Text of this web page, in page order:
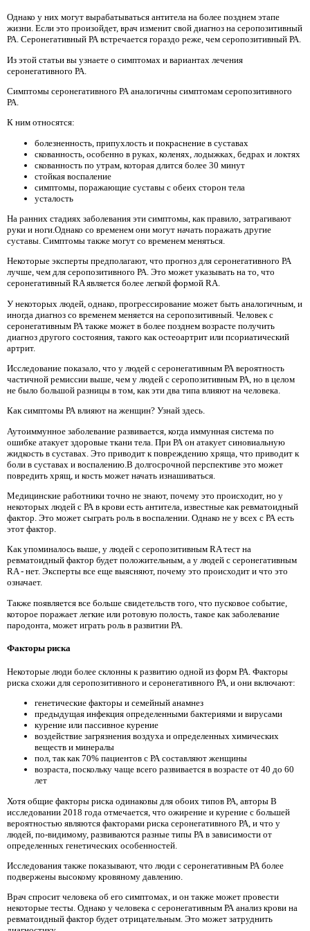
Однако у них могут вырабатываться антитела на более позднем этапе
жизни. Если это произойдет, врач изменит свой диагноз на серопозитивный
РА. Серонегативный РА встречается гораздо реже, чем серопозитивный РА.
Из этой статьи вы узнаете о симптомах и вариантах лечения
серонегативного РА.
Симптомы серонегативного РА аналогичны симптомам серопозитивного
РА.
К ним относятся:
болезненность, припухлость и покраснение в суставах
скованность, особенно в руках, коленях, лодыжках, бедрах и локтях
скованность по утрам, которая длится более 30 минут
стойкая воспаление
симптомы, поражающие суставы с обеих сторон тела
усталость
На ранних стадиях заболевания эти симптомы, как правило, затрагивают
руки и ноги.Однако со временем они могут начать поражать другие
суставы. Симптомы также могут со временем меняться.
Некоторые эксперты предполагают, что прогноз для серонегативного РА
лучше, чем для серопозитивного РА. Это может указывать на то, что
серонегативный RA является более легкой формой RA.
У некоторых людей, однако, прогрессирование может быть аналогичным, и
иногда диагноз со временем меняется на серопозитивный. Человек с
серонегативным РА также может в более позднем возрасте получить
диагноз другого состояния, такого как остеоартрит или псориатический
артрит.
Исследование показало, что у людей с серонегативным РА вероятность
частичной ремиссии выше, чем у людей с серопозитивным РА, но в целом
не было большой разницы в том, как эти два типа влияют на человека.
Как симптомы РА влияют на женщин? Узнай здесь.
Аутоиммунное заболевание развивается, когда иммунная система по
ошибке атакует здоровые ткани тела. При РА он атакует синовиальную
жидкость в суставах. Это приводит к повреждению хряща, что приводит к
боли в суставах и воспалению.В долгосрочной перспективе это может
повредить хрящ, и кость может начать изнашиваться.
Медицинские работники точно не знают, почему это происходит, но у
некоторых людей с РА в крови есть антитела, известные как ревматоидный
фактор. Это может сыграть роль в воспалении. Однако не у всех с РА есть
этот фактор.
Как упоминалось выше, у людей с серопозитивным RA тест на
ревматоидный фактор будет положительным, а у людей с серонегативным
RA - нет. Эксперты все еще выясняют, почему это происходит и что это
означает.
Также появляется все больше свидетельств того, что пусковое событие,
которое поражает легкие или ротовую полость, такое как заболевание
пародонта, может играть роль в развитии РА.
Факторы риска
Некоторые люди более склонны к развитию одной из форм РА. Факторы
риска схожи для серопозитивного и серонегативного РА, и они включают:
генетические факторы и семейный анамнез
предыдущая инфекция определенными бактериями и вирусами
курение или пассивное курение
воздействие загрязнения воздуха и определенных химических
веществ и минералы
пол, так как 70% пациентов с РА составляют женщины
возраста, поскольку чаще всего развивается в возрасте от 40 до 60
лет
Хотя общие факторы риска одинаковы для обоих типов РА, авторы В
исследовании 2018 года отмечается, что ожирение и курение с большей
вероятностью являются факторами риска серонегативного РА, и что у
людей, по-видимому, развиваются разные типы РА в зависимости от
определенных генетических особенностей.
Исследования также показывают, что люди с серонегативным РА более
подвержены высокому кровяному давлению.
Врач спросит человека об его симптомах, и он также может провести
некоторые тесты. Однако у человека с серонегативным РА анализ крови на
ревматоидный фактор будет отрицательным. Это может затруднить